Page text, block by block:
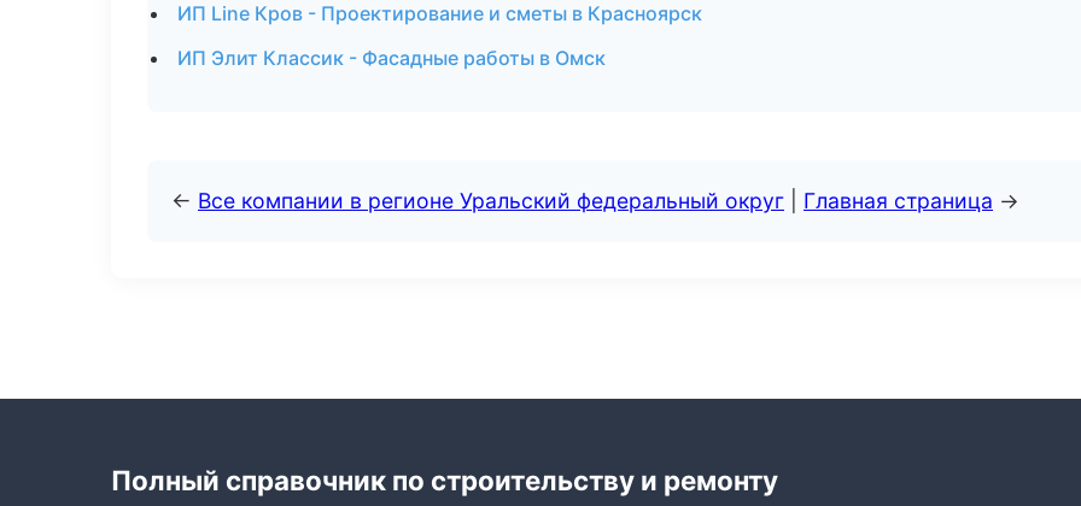
ИП Line Кров - Проектирование и сметы в Красноярск
ИП Элит Классик - Фасадные работы в Омск
← Все компании в регионе Уральский федеральный округ Главная страница →
Полный справочник по строительству и ремонту